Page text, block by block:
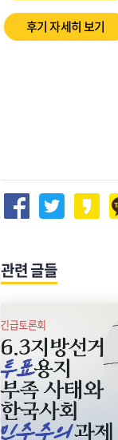
후기 자세히 보기
관련 글들